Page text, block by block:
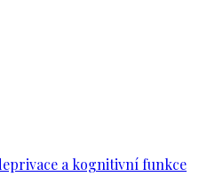
a kognitivní funkce